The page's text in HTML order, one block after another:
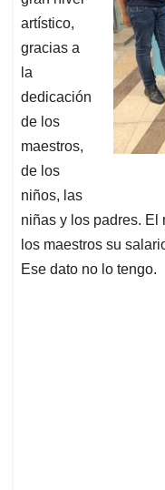
artístico,
gracias a
la
dedicación
de los
maestros,
de los
niños, las
niñas y los padres. El
los maestros su
Ese dato no lo tengo.